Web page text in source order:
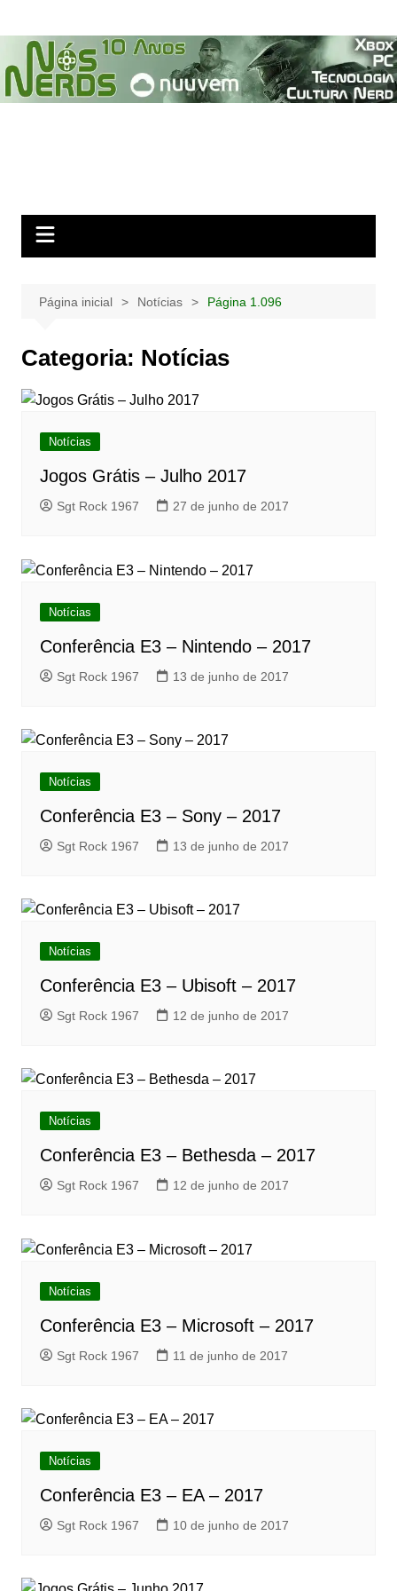
para
conteúdo
Página inicial Notícias Página 1.096
Categoria: Notícias
Notícias
Jogos Grátis – Julho 2017
Sgt Rock 1967 27 de junho de 2017
Notícias
Conferência E3 – Nintendo – 2017
Sgt Rock 1967 13 de junho de 2017
Notícias
Conferência E3 – Sony – 2017
Sgt Rock 1967 13 de junho de 2017
Notícias
Conferência E3 – Ubisoft – 2017
Sgt Rock 1967 12 de junho de 2017
Notícias
Conferência E3 – Bethesda – 2017
Sgt Rock 1967 12 de junho de 2017
Notícias
Conferência E3 – Microsoft – 2017
Sgt Rock 1967 11 de junho de 2017
Notícias
Conferência E3 – EA – 2017
Sgt Rock 1967 10 de junho de 2017